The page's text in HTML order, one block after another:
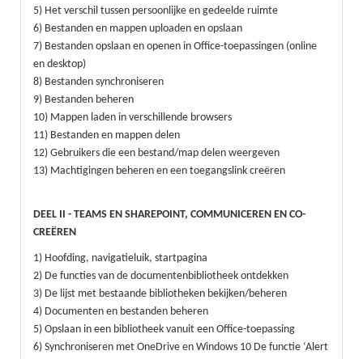
5) Het verschil tussen persoonlijke en gedeelde ruimte
6) Bestanden en mappen uploaden en opslaan
7) Bestanden opslaan en openen in Office-toepassingen (online
en desktop)
8) Bestanden synchroniseren
9) Bestanden beheren
10) Mappen laden in verschillende browsers
11) Bestanden en mappen delen
12) Gebruikers die een bestand/map delen weergeven
13) Machtigingen beheren en een toegangslink creëren
DEEL II - TEAMS EN SHAREPOINT, COMMUNICEREN EN CO-
CREËREN
1) Hoofding, navigatieluik, startpagina
2) De functies van de documentenbibliotheek ontdekken
3) De lijst met bestaande bibliotheken bekijken/beheren
4) Documenten en bestanden beheren
5) Opslaan in een bibliotheek vanuit een Office-toepassing
6) Synchroniseren met OneDrive en Windows 10 De functie ‘Alert